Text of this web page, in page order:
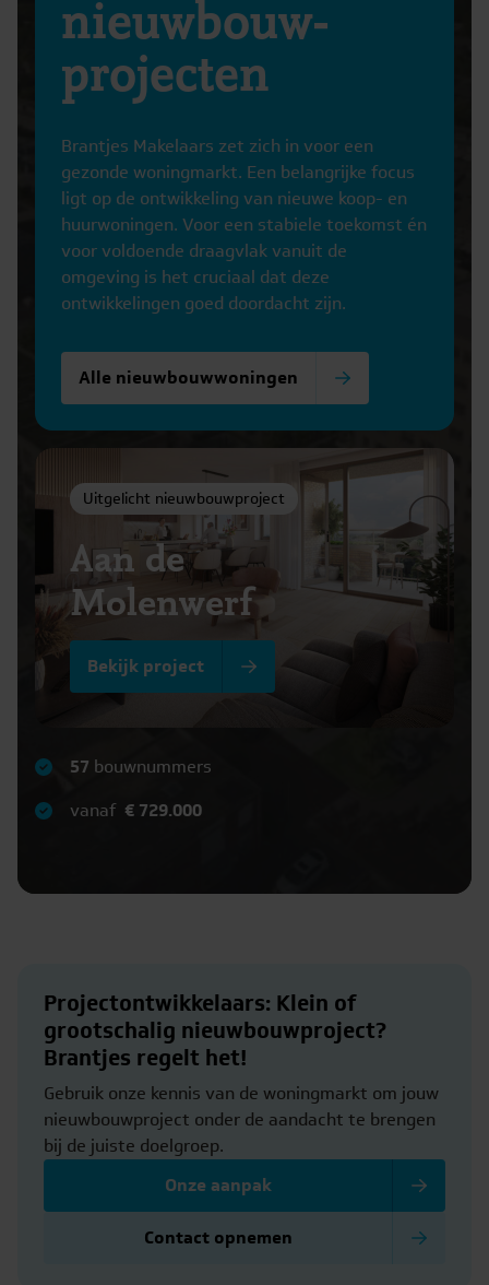
nieuwbouw-
projecten
Brantjes Makelaars zet zich in voor een
gezonde woningmarkt. Een belangrijke focus
ligt op de ontwikkeling van nieuwe koop- en
huurwoningen. Voor een stabiele toekomst én
voor voldoende draagvlak vanuit de
omgeving is het cruciaal dat deze
ontwikkelingen goed doordacht zijn.
Alle nieuwbouwwoningen
Uitgelicht nieuwbouwproject
Aan de
Molenwerf
Bekijk project
57 bouwnummers
vanaf € 729.000
Projectontwikkelaars: Klein of
grootschalig nieuwbouwproject?
Brantjes regelt het!
Gebruik onze kennis van de woningmarkt om jouw
nieuwbouwproject onder de aandacht te brengen
bij de juiste doelgroep.
Onze aanpak
Contact opnemen